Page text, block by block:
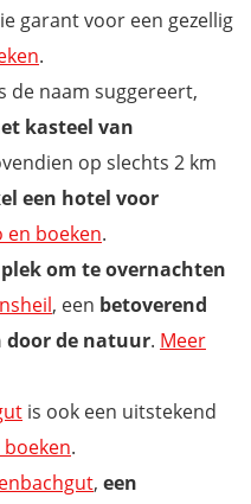
garant voor een gezellig
.
de naam suggereert,
kasteel van
op slechts 2 km
een hotel voor
en boeken.
om te overnachten
, een betoverend
door de natuur. Meer
is ook een uitstekend
.
, een